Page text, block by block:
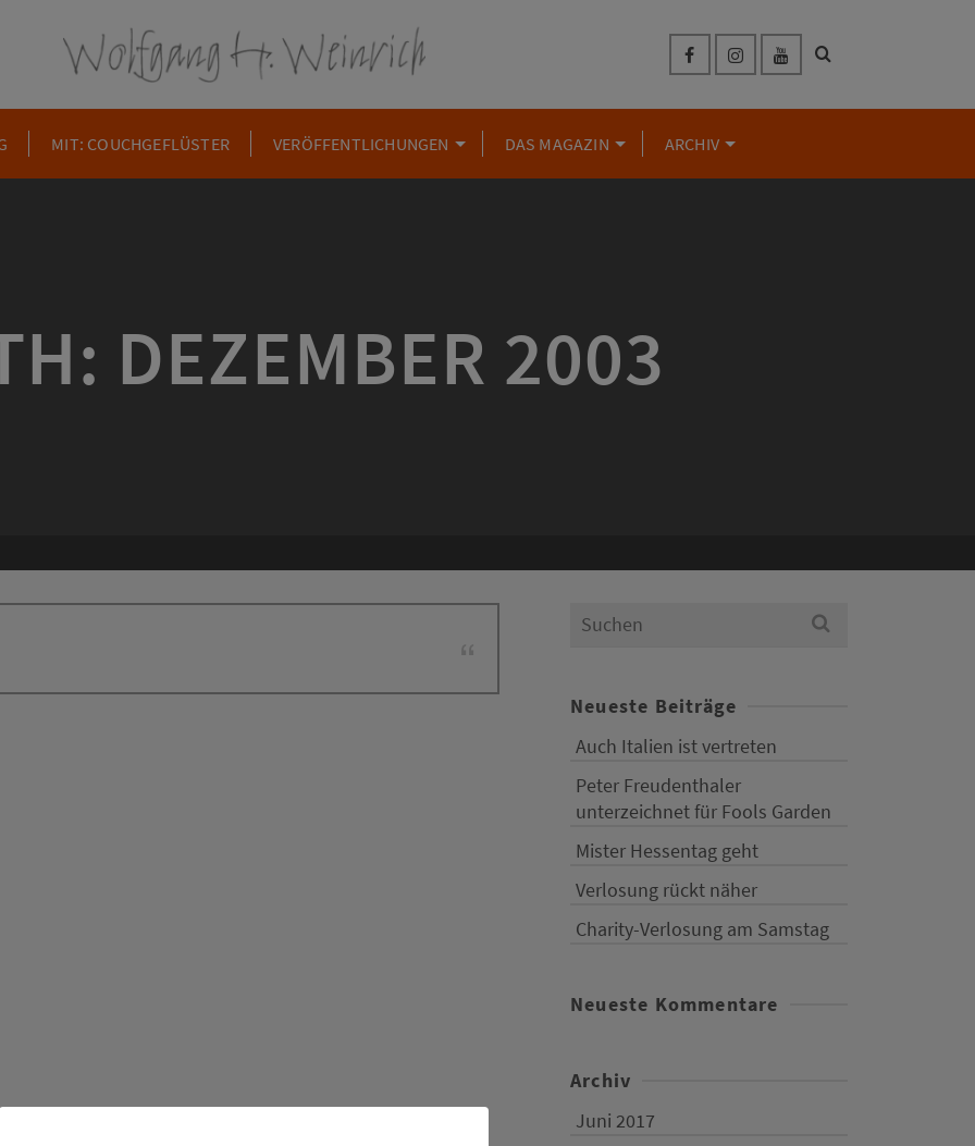
MIT: COUCHGEFLÜSTER VERÖFFENTLICHUNGEN DAS MAGAZIN ARCHIV
DEZEMBER 2003
Search
Neueste Beiträge
Auch Italien ist vertreten
Peter Freudenthaler
unterzeichnet für Fools Garden
Mister Hessentag geht
Verlosung rückt näher
Charity-Verlosung am Samstag
Neueste Kommentare
Archiv
Juni 2017